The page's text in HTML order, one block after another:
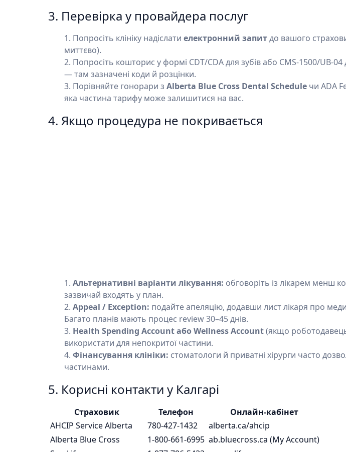
3. Перевірка у провайдера послуг
Попросіть клініку надіслати електронний запитдо вашого
миттєво).
Попросіть кошторис у формі CDT/CDA для зубів або CMS-1500/UB-
— там зазначені коди й розцінки.
Порівняйте гонорари з Alberta Blue Cross Dental Schedule чи ADA
яка частина тарифу може залишитися на вас.
4. Якщо процедура не покривається
Альтернативні варіанти лікування: обговоріть із лікарем менш
зазвичай входять у план.
Appeal / Exception: подайте апеляцію, додавши лист лікаря про
Багато планів мають процес review 30–45 днів.
Health Spending Account або Wellness Account(якщо
використати для непокритої частини.
Фінансування клініки: стоматологи й приватні хірурги часто
частинами.
5. Корисні контакти у Калгарі
Страховик Телефон
Онлайн-кабінет
AHCIP Service Alberta
780-427-1432
alberta.ca/ahcip
Alberta Blue Cross
1-800-661-6995 ab.bluecross.ca (My Account)